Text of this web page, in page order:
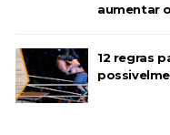
aumentar
12 regras